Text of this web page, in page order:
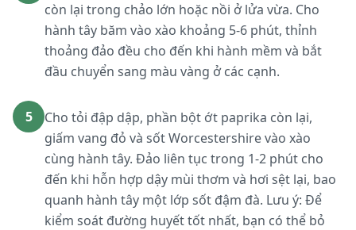
còn lại trong chảo lớn hoặc nồi ở lửa vừa. Cho
hành tây băm vào xào khoảng 5-6 phút, thỉnh
thoảng đảo đều cho đến khi hành mềm và bắt
đầu chuyển sang màu vàng ở các cạnh.
5
Cho tỏi đập dập, phần bột ớt paprika còn lại,
giấm vang đỏ và sốt Worcestershire vào xào
cùng hành tây. Đảo liên tục trong 1-2 phút cho
đến khi hỗn hợp dậy mùi thơm và hơi sệt lại, bao
quanh hành tây một lớp sốt đậm đà. Lưu ý: Để
kiểm soát đường huyết tốt nhất, bạn có thể bỏ